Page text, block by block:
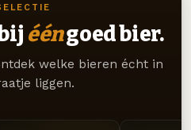
ééngoed bier.
welke bieren écht in
liggen.